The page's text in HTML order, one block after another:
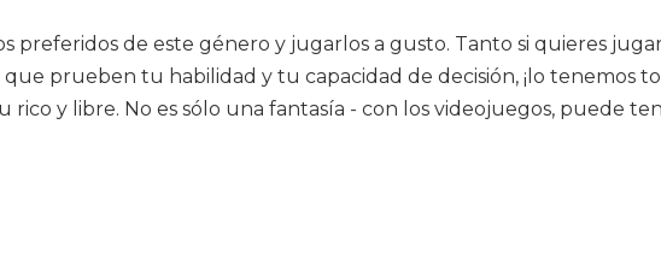
preferidos de este género y jugarlos a gusto. Tanto si quieres
prueben tu habilidad y tu capacidad de decisión, ¡lo tenemos
y libre. No es sólo una fantasía - con los videojuegos, puede